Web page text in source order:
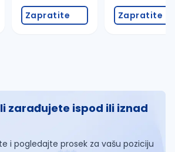
Zapratite Zapratite
zarađujete ispod ili iznad
i pogledajte prosek za vašu poziciju